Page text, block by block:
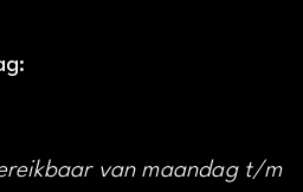
van maandag t/m